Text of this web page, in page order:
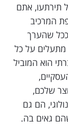
תירתעו, אתם
המרכיב
ככל שהערך
על כל
הוא המוביל
שלכם,
הם גם
גאים בה.